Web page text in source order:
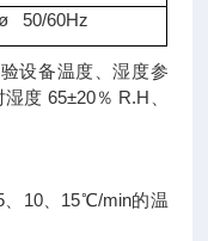
50/60Hz
设备温度、湿度参
度 65±20％ R.H、
、10、15℃/min的温